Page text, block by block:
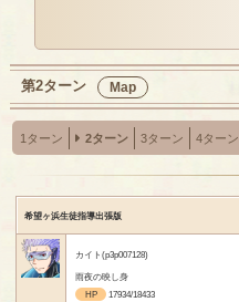
第2ターン Map
1ターン 2ターン 3ターン 4ターン
希望ヶ浜生徒指導出張版
カイト(p3p007128)
雨夜の映し身
HP
17934/18433